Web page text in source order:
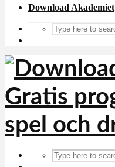
Download Akademiet